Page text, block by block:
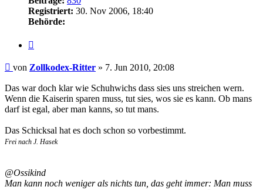
Registriert: 30. Nov 2006, 18:40
Behörde:
Beitrag
von Zollkodex-Ritter » 7. Jun 2010, 20:08
Das war doch klar wie Schuhwichs dass sies uns streichen wern.
Wenn die Kaiserin sparen muss, tut sies, wos sie es kann. Ob mans
darf ist egal, aber man kanns, so tut mans.
Das Schicksal hat es doch schon so vorbestimmt.
Frei nach J. Hasek
@Ossikind
Man kann noch weniger als nichts tun, das geht immer: Man muss